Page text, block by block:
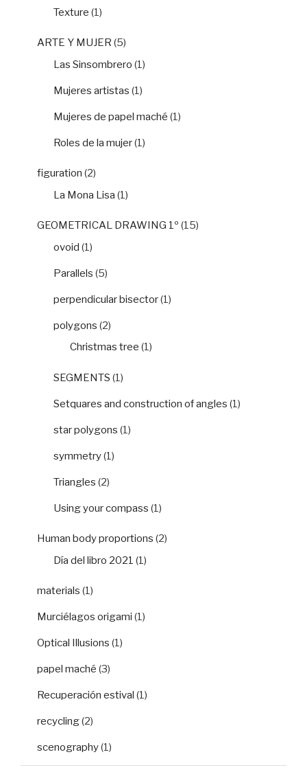
Texture (1)
ARTE Y MUJER (5)
Las Sinsombrero (1)
Mujeres artistas (1)
Mujeres de papel maché (1)
Roles de la mujer(1)
figuration (2)
La Mona Lisa (1)
GEOMETRICAL DRAWING 1º (15)
ovoid (1)
Parallels (5)
perpendicular bisector(1)
polygons (2)
Christmas tree (1)
SEGMENTS (1)
Setquares and construction of angles (1)
star polygons (1)
symmetry(1)
Triangles (2)
Using your compass (1)
Human body proportions (2)
Día del libro 2021 (1)
materials (1)
Murciélagos origami (1)
Optical Illusions (1)
papel maché (3)
Recuperación estival (1)
recycling(2)
scenography(1)